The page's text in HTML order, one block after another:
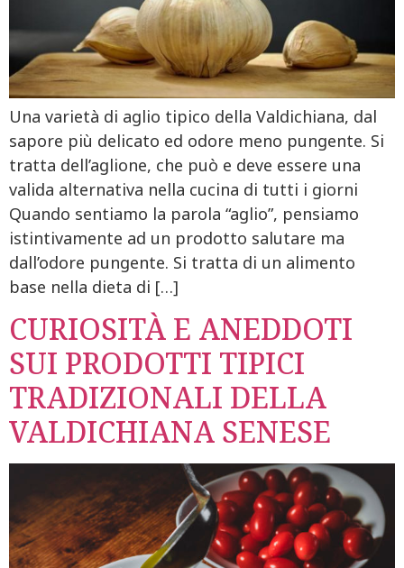
Una varietà di aglio tipico della Valdichiana, dal
sapore più delicato ed odore meno pungente. Si
tratta dell’aglione, che può e deve essere una
valida alternativa nella cucina di tutti i giorni
Quando sentiamo la parola “aglio”, pensiamo
istintivamente ad un prodotto salutare ma
dall’odore pungente. Si tratta di un alimento
base nella dieta di […]
CURIOSITÀ E ANEDDOTI
SUI PRODOTTI TIPICI
TRADIZIONALI DELLA
VALDICHIANA SENESE